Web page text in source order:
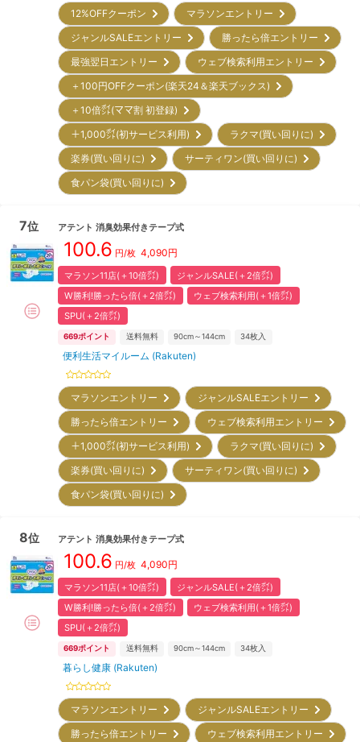
12%OFFクーポン
マラソンエントリー
ジャンルSALEエントリー
勝ったら倍エントリー
最強翌日エントリー
ウェブ検索利用エントリー
＋100円OFFクーポン(楽天24＆楽天ブックス)
＋10倍㌽(ママ割 初登録)
＋1,000㌽(初サービス利用)
ラクマ(買い回りに)
楽券(買い回りに)
サーティワン(買い回りに)
食パン袋(買い回りに)
7位 アテント 消臭効果付きテープ式
100.6 円/枚 4,090円
マラソン11店(＋10倍㌽)
ジャンルSALE(＋2倍㌽)
W勝利!勝ったら倍(＋2倍㌽)
ウェブ検索利用(＋1倍㌽)
SPU(＋2倍㌽)
669ポイント 送料無料 90cm～144cm 34枚入
便利生活マイルーム (Rakuten)
マラソンエントリー
ジャンルSALEエントリー
勝ったら倍エントリー
ウェブ検索利用エントリー
＋1,000㌽(初サービス利用)
ラクマ(買い回りに)
楽券(買い回りに)
サーティワン(買い回りに)
食パン袋(買い回りに)
8位 アテント 消臭効果付きテープ式
100.6 円/枚 4,090円
マラソン11店(＋10倍㌽)
ジャンルSALE(＋2倍㌽)
W勝利!勝ったら倍(＋2倍㌽)
ウェブ検索利用(＋1倍㌽)
SPU(＋2倍㌽)
669ポイント 送料無料 90cm～144cm 34枚入
暮らし健康 (Rakuten)
マラソンエントリー
ジャンルSALEエントリー
勝ったら倍エントリー
ウェブ検索利用エントリー